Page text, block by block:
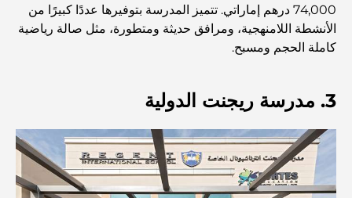
أفضل المطاعم الهندية في دبي: رحلة طهي
اكتشف ممشى نخلة جميرا: جولة بين الفخامة والإطلالات الخلابة
أفضل المناطق للسكن في دبي مع العائلة: اكتشف أفضل
الخيارات
74,000 درهم إماراتي. تتميز المدرسة بتوفيرها عددًا كبيرًا من
الأنشطة اللامنهجية، ومرافق حديثة ومتطورة، مثل صالة رياضية
كاملة الحجم ومسبح.
3. مدرسة ريجنت الدولية